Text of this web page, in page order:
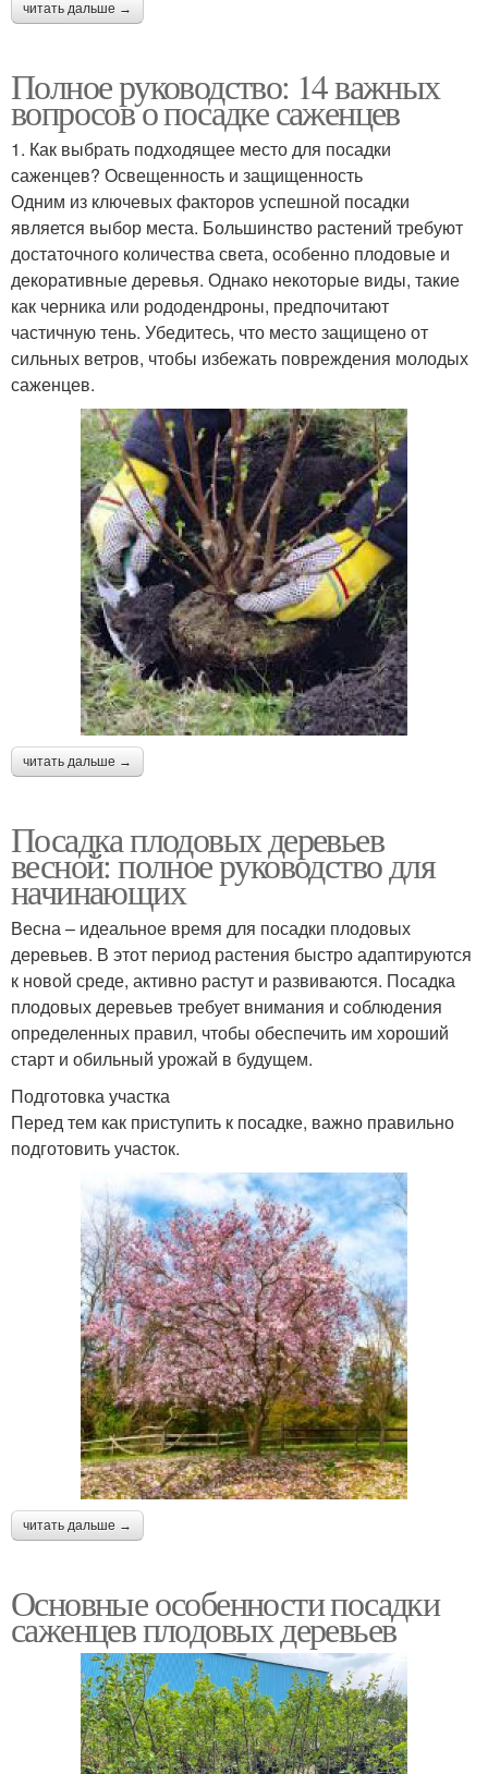
читать дальше →
Полное руководство: 14 важных
вопросов о посадке саженцев
1. Как выбрать подходящее место для посадки
саженцев? Освещенность и защищенность
Одним из ключевых факторов успешной посадки
является выбор места. Большинство растений требуют
достаточного количества света, особенно плодовые и
декоративные деревья. Однако некоторые виды, такие
как черника или рододендроны, предпочитают
частичную тень. Убедитесь, что место защищено от
сильных ветров, чтобы избежать повреждения молодых
саженцев.
читать дальше →
Посадка плодовых деревьев
весной: полное руководство для
начинающих
Весна – идеальное время для посадки плодовых
деревьев. В этот период растения быстро адаптируются
к новой среде, активно растут и развиваются. Посадка
плодовых деревьев требует внимания и соблюдения
определенных правил, чтобы обеспечить им хороший
старт и обильный урожай в будущем.
Подготовка участка
Перед тем как приступить к посадке, важно правильно
подготовить участок.
читать дальше →
Основные особенности посадки
саженцев плодовых деревьев